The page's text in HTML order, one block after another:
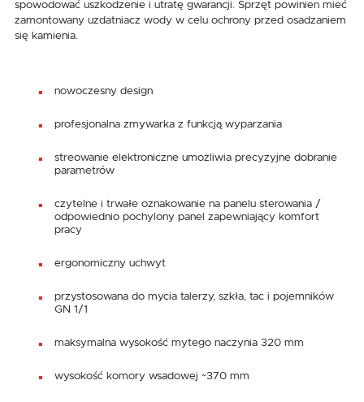
spowodować uszkodzenie i utratę gwarancji. Sprzęt powinien mieć
zamontowany uzdatniacz wody w celu ochrony przed osadzaniem
się kamienia.
nowoczesny design
profesjonalna zmywarka z funkcją wyparzania
streowanie elektroniczne umożliwia precyzyjne dobranie
parametrów
czytelne i trwałe oznakowanie na panelu sterowania /
odpowiednio pochylony panel zapewniający komfort
pracy
ergonomiczny uchwyt
przystosowana do mycia talerzy, szkła, tac i pojemników
GN 1/1
maksymalna wysokość mytego naczynia 320 mm
wysokość komory wsadowej ~370 mm